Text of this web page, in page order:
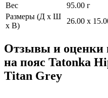
Вес
95.00 г
Размеры (Д х Ш
х В)
26.00 x
Отзывы и оценки
на пояс Tatonka
Titan Grey